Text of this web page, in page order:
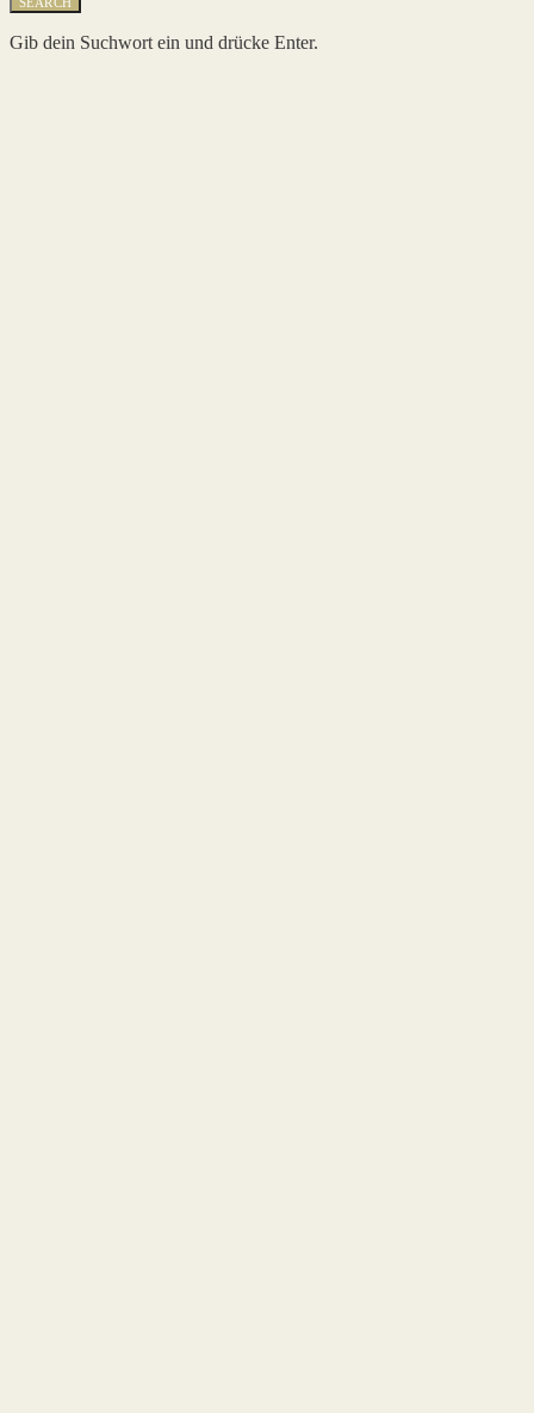
Gib dein Suchwort ein und drücke Enter.